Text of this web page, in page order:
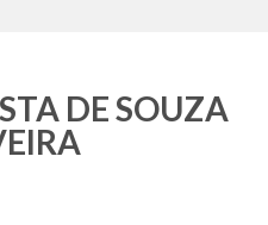
DE SOUZA